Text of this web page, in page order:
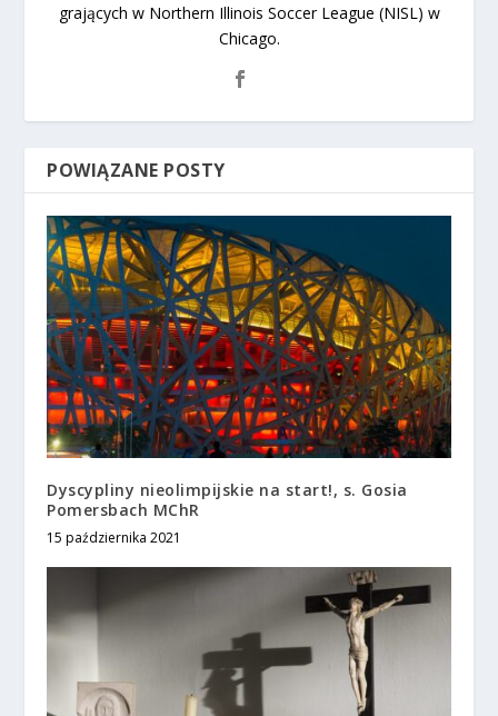
grających w Northern Illinois Soccer League (NISL) w
Chicago.
POWIĄZANE POSTY
Dyscypliny nieolimpijskie na start!, s. Gosia
Pomersbach MChR
15 października 2021